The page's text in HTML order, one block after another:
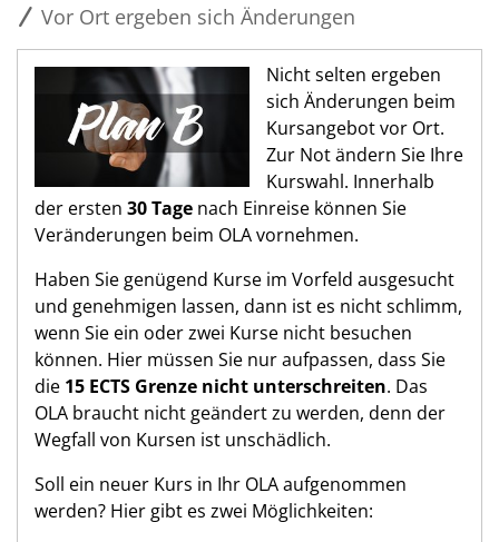
Vor Ort ergeben sich Änderungen
Nicht selten ergeben
sich Änderungen beim
Kursangebot vor Ort.
Zur Not ändern Sie Ihre
Kurswahl. Innerhalb
der ersten 30 Tage nach Einreise können Sie
Veränderungen beim OLA vornehmen.
Haben Sie genügend Kurse im Vorfeld ausgesucht
und genehmigen lassen, dann ist es nicht schlimm,
wenn Sie ein oder zwei Kurse nicht besuchen
können. Hier müssen Sie nur aufpassen, dass Sie
die 15 ECTS Grenze nicht unterschreiten. Das
OLA braucht nicht geändert zu werden, denn der
Wegfall von Kursen ist unschädlich.
Soll ein neuer Kurs in Ihr OLA aufgenommen
werden? Hier gibt es zwei Möglichkeiten: